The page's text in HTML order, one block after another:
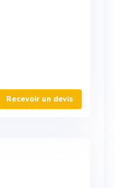
Recevoir un devis